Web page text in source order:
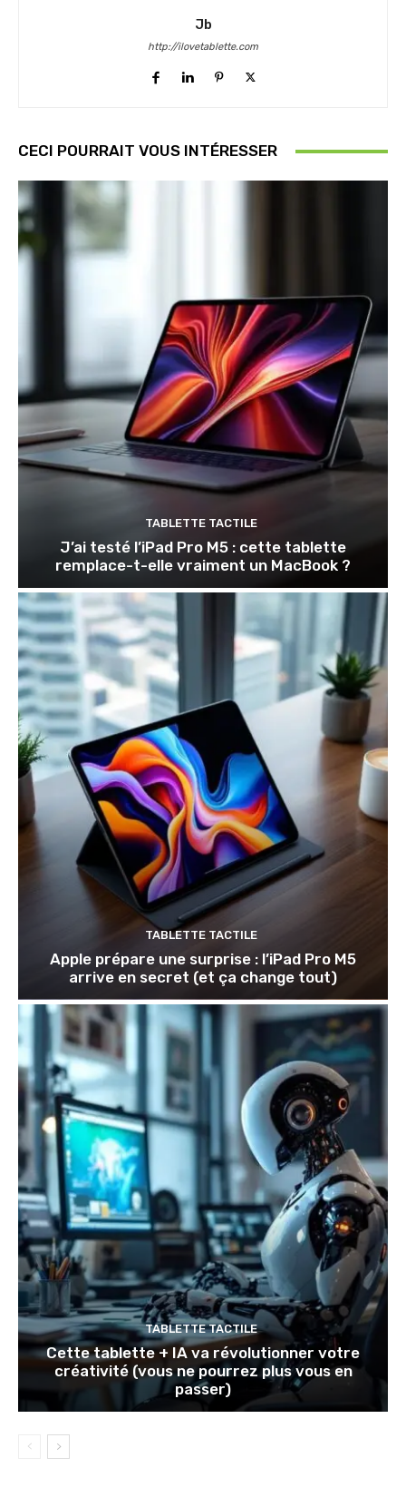
Jb
http://ilovetablette.com
CECI POURRAIT VOUS INTÉRESSER
TABLETTE TACTILE
J’ai testé l’iPad Pro M5 : cette tablette
remplace-t-elle vraiment un MacBook ?
TABLETTE TACTILE
Apple prépare une surprise : l’iPad Pro M5
arrive en secret (et ça change tout)
TABLETTE TACTILE
Cette tablette + IA va révolutionner votre
créativité (vous ne pourrez plus vous en
passer)